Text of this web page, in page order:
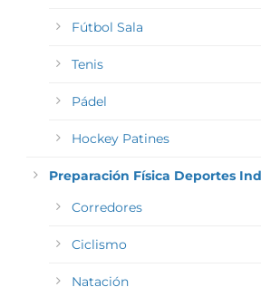
Fútbol Sala
Tenis
Pádel
Hockey Patines
Preparación Física Deportes
Corredores
Ciclismo
Natación